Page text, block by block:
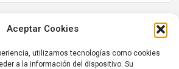
Aceptar Cookies
utilizamos tecnologías como cookies
a la información del dispositivo. Su